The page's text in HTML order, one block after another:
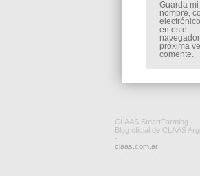
Guarda mi
nombre,
en este
próxima
comente.
CLAAS SmartFarming
Blog oficial de CLAAS
-
claas.com.ar